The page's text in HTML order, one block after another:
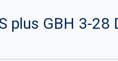
plus GBH 3-28